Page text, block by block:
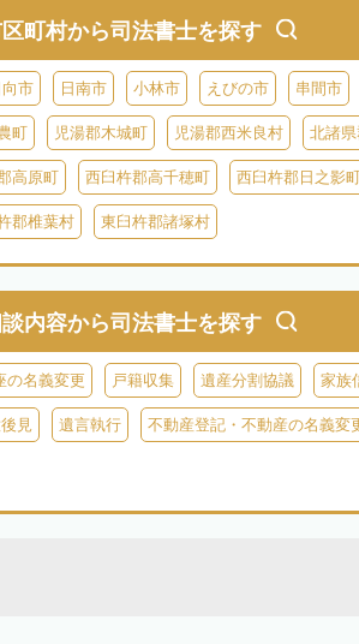
町村から司法書士を探す
向市 日南市 小林市 えびの市 串間市
町 児湯郡木城町 児湯郡西米良村 北諸
高原町 西臼杵郡高千穂町 西臼杵郡日之影
郡椎葉村 東臼杵郡諸塚村
内容から司法書士を探す
の名義変更 戸籍収集 遺産分割協議 家族
見 遺言執行 不動産登記・不動産の名義変